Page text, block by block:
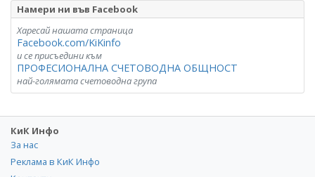
Намери ни във Facebook
Харесай нашата страница
Facebook.com/KiKinfo
и се присъедини към
ПРОФЕСИОНАЛНА СЧЕТОВОДНА ОБЩНОСТ
най-голямата счетоводна група
КиК Инфо
За нас
Реклама в КиК Инфо